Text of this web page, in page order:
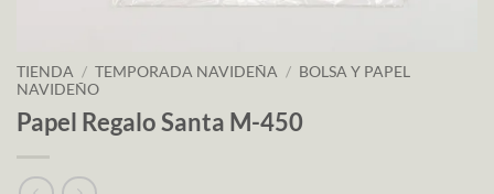
TIENDA / TEMPORADA NAVIDEÑA / BOLSA Y PAPEL
NAVIDEÑO
Papel Regalo Santa M-450